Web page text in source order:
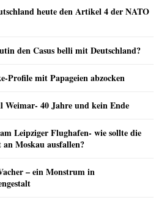
heute den Artikel 4 der NATO
den Casus belli mit Deutschland?
Profile mit Papageien abzocken
Weimar- 40 Jahre und kein Ende
Leipziger Flughafen- wie sollte die
Moskau ausfallen?
– ein Monstrum in